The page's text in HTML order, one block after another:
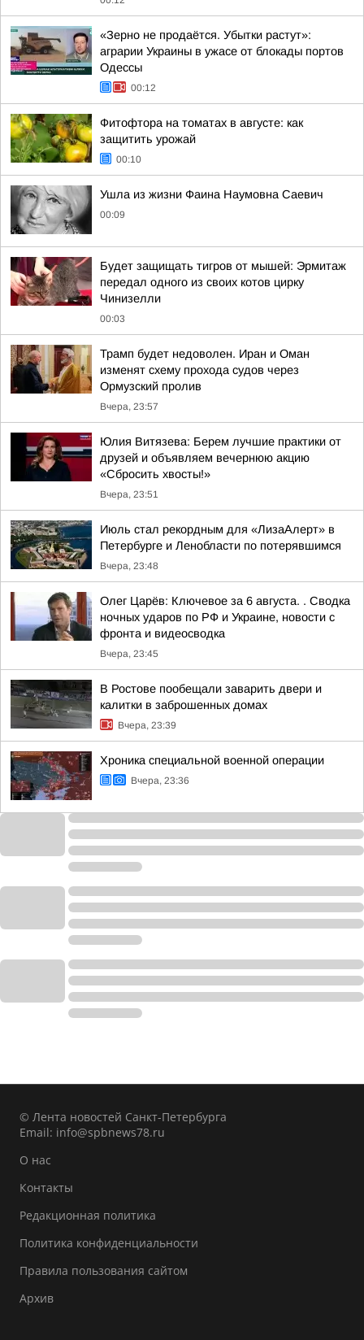
«Зерно не продаётся. Убытки растут»:
аграрии Украины в ужасе от блокады портов
Одессы
00:12
Фитофтора на томатах в августе: как
защитить урожай
00:10
Ушла из жизни Фаина Наумовна Саевич
00:09
Будет защищать тигров от мышей: Эрмитаж
передал одного из своих котов цирку
Чинизелли
00:03
Трамп будет недоволен. Иран и Оман
изменят схему прохода судов через
Ормузский пролив
Вчера, 23:57
Юлия Витязева: Берем лучшие практики от
друзей и объявляем вечернюю акцию
«Сбросить хвосты!»
Вчера, 23:51
Июль стал рекордным для «ЛизаАлерт» в
Петербурге и Ленобласти по потерявшимся
Вчера, 23:48
Олег Царёв: Ключевое за 6 августа. . Сводка
ночных ударов по РФ и Украине, новости с
фронта и видеосводка
Вчера, 23:45
В Ростове пообещали заварить двери и
калитки в заброшенных домах
Вчера, 23:39
Хроника специальной военной операции
Вчера, 23:36
© Лента новостей Санкт-Петербурга
Email: info@spbnews78.ru
О нас
Контакты
Редакционная политика
Политика конфиденциальности
Правила пользования сайтом
Архив